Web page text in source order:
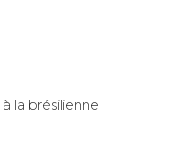
la brésilienne